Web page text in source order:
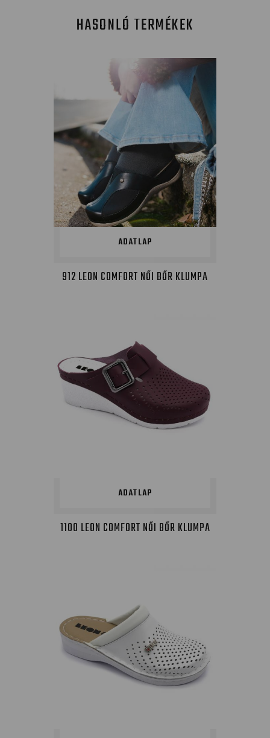
HASONLÓ TERMÉKEK
ADATLAP
912 LEON COMFORT NŐI BŐR KLUMPA
ADATLAP
1100 LEON COMFORT NŐI BŐR KLUMPA